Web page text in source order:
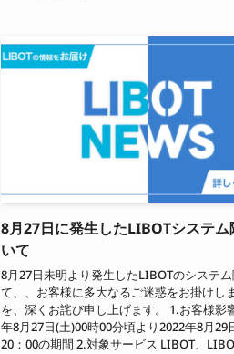
8月27日に発生したLIBOTシステム
いて
8月27日未明より発生したLIBOTのシステ
て、、お客様に多大なるご迷惑をお掛けし
を、深くお詫び申し上げます。 1.お客様影
年8月27日(土)00時00分頃より2022年8月29
20：00の期間 2.対象サービス LIBOT、